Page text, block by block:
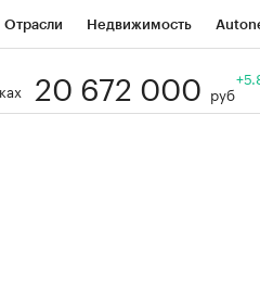
Отрасли Недвижимость
20 672 000 руб